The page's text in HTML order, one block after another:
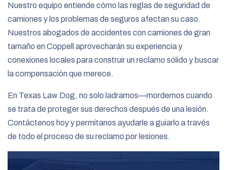
Nuestro equipo entiende cómo las reglas de seguridad de
camiones y los problemas de seguros afectan su caso.
Nuestros abogados de accidentes con camiones de gran
tamaño en Coppell aprovecharán su experiencia y
conexiones locales para construir un reclamo sólido y buscar
la compensación que merece.
En Texas Law Dog, no solo ladramos—mordemos cuando
se trata de proteger sus derechos después de una lesión.
Contáctenos hoy y permítanos ayudarle a guiarlo a través
de todo el proceso de su reclamo por lesiones.